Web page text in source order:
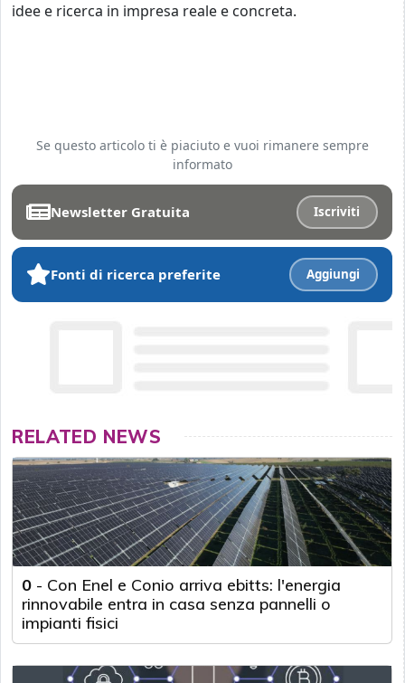
idee e ricerca in impresa reale e concreta.
Se questo articolo ti è piaciuto e vuoi rimanere sempre
informato
Newsletter Gratuita Iscriviti
Fonti di ricerca preferite Aggiungi
RELATED NEWS
0 - Con Enel e Conio arriva ebitts: l'energia
rinnovabile entra in casa senza pannelli o
impianti fisici